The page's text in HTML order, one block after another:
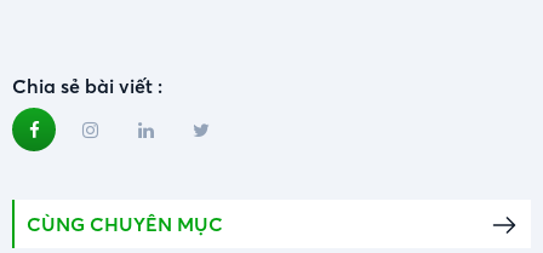
Chia sẻ bài viết :
CÙNG CHUYÊN MỤC